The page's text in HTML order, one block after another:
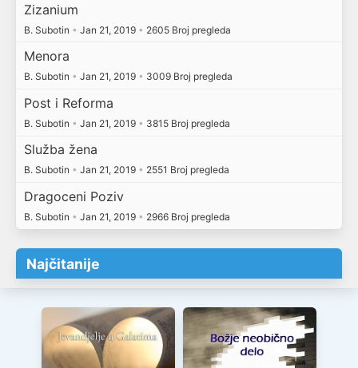
Zizanium
B. Subotin • Jan 21, 2019 • 2605 Broj pregleda
Menora
B. Subotin • Jan 21, 2019 • 3009 Broj pregleda
Post i Reforma
B. Subotin • Jan 21, 2019 • 3815 Broj pregleda
Služba žena
B. Subotin • Jan 21, 2019 • 2551 Broj pregleda
Dragoceni Poziv
B. Subotin • Jan 21, 2019 • 2966 Broj pregleda
Najčitanije